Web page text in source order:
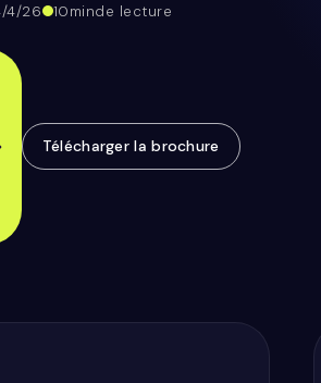
4/26 10minde lecture
Télécharger la brochure